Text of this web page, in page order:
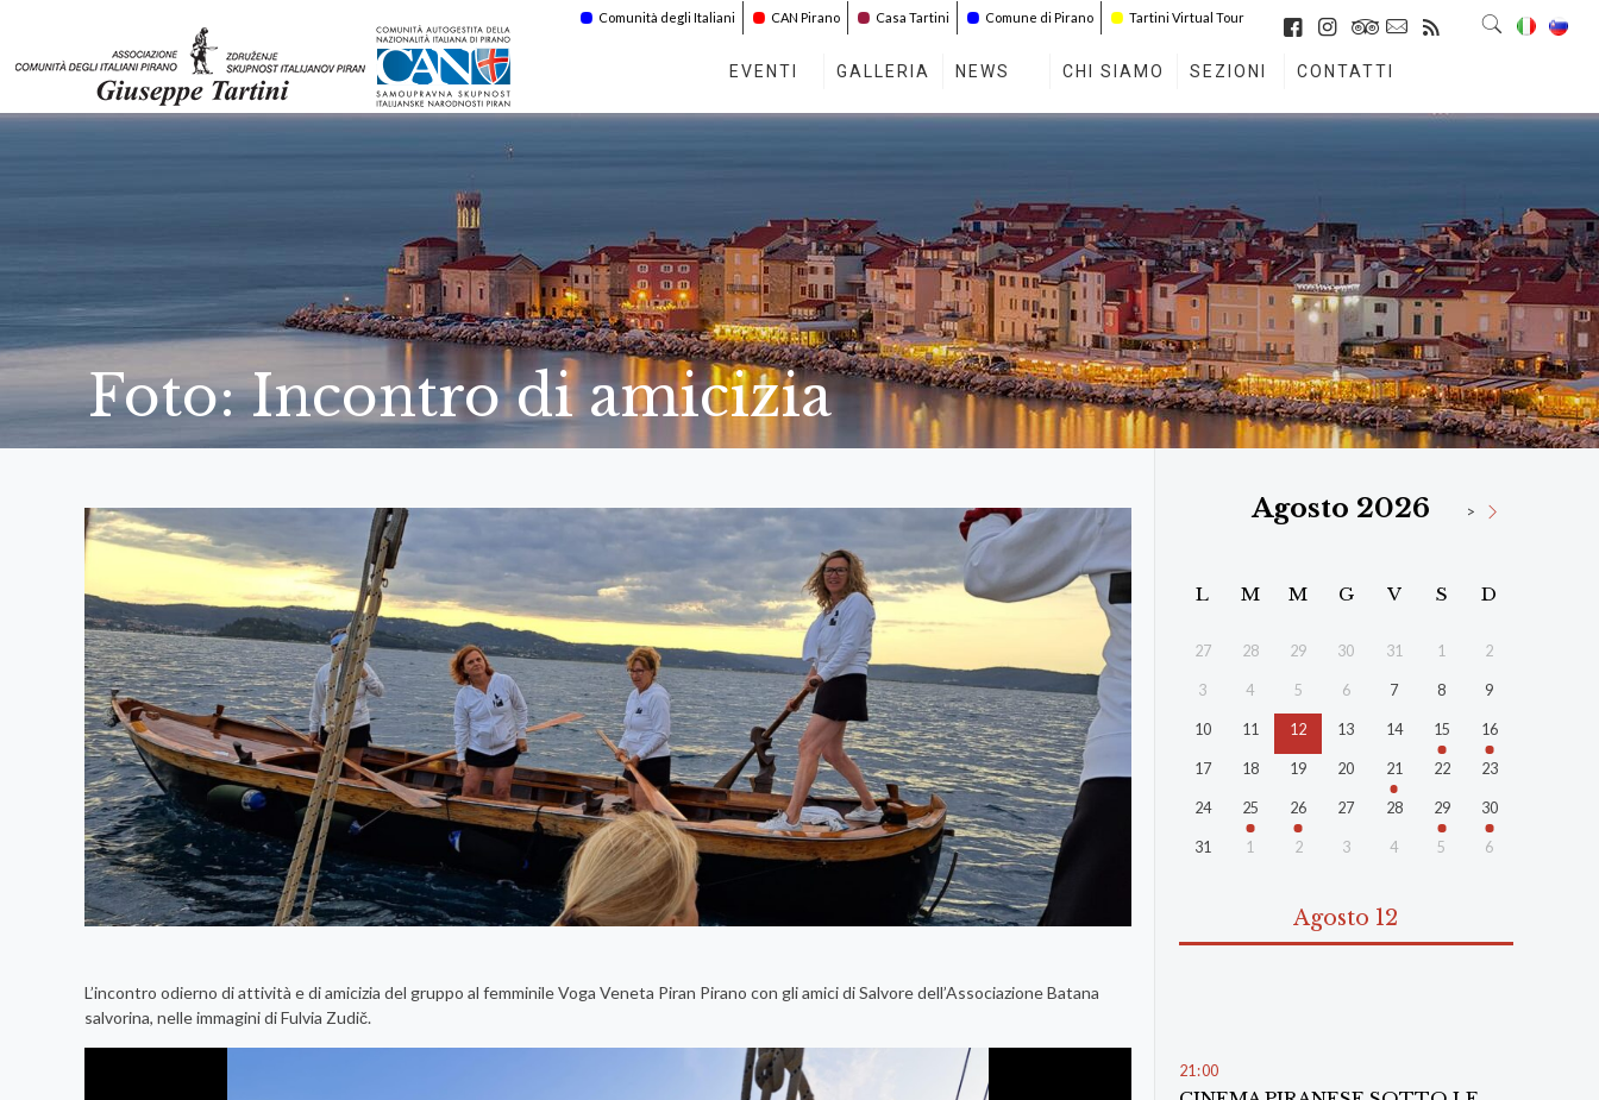
Comunità degli Italiani CAN Pirano Casa Tartini Comune di Pirano Tartini Virtual Tour
EVENTI GALLERIA NEWS CHI SIAMO SEZIONI CONTATTI
Foto: Incontro di amicizia
L’incontro odierno di attività e di amicizia del gruppo al femminile Voga Veneta Piran Pirano con gli amici di Salvore dell’Associazione Batana
salvorina, nelle immagini di Fulvia Zudič.
Agosto 2026 >
L M M G V S D
27 28 29 30 31 1 2
3 4 5 6 7 8 9
10 11 12 13 14 15 16
17 18 19 20 21 22 23
24 25 26 27 28 29 30
31 1 2 3 4 5 6
Agosto 12
21 :00